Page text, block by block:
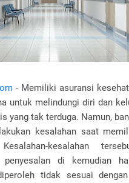
- Memiliki asuransi
untuk melindungi diri dan
yang tak terduga. Namun,
kesalahan saat
kesalahan
penyesalan di kemudian
tidak sesuai dengan